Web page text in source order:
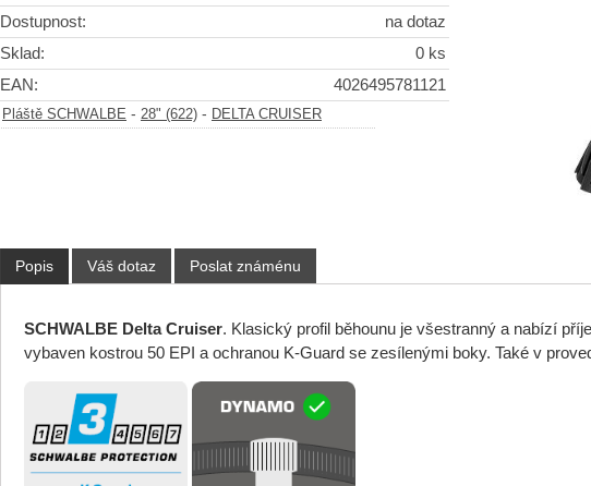
Dostupnost:
na dotaz
Sklad:
0 ks
EAN:
4026495781121
Pláště SCHWALBE - 28" (622) - DELTA CRUISER
Popis Váš dotaz Poslat známénu
SCHWALBE Delta Cruiser. Klasický profil běhounu je všestranný a nabízí
vybaven kostrou 50 EPI a ochranou K-Guard se zesílenými boky. Také v